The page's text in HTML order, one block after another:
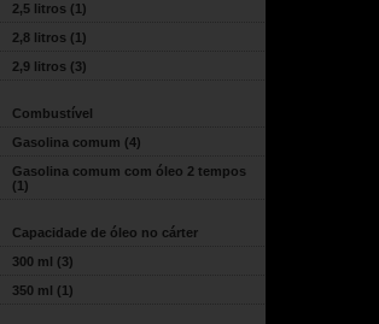
2,5 litros (1)
2,8 litros (1)
2,9 litros (3)
Combustível
Gasolina comum (4)
Gasolina comum com óleo 2 tempos
(1)
Capacidade de óleo no cárter
300 ml (3)
350 ml (1)